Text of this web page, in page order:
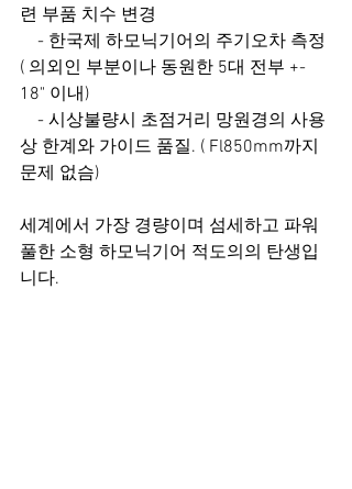
련 부품 치수 변경
( 의외인 부분이나 동원한 5대 전부 +-
18" 이내)
상 한계와 가이드 품질. ( Fl850mm까지
문제 없슴)
세계에서 가장 경량이며 섬세하고 파워
풀한 소형 하모닉기어 적도의의 탄생입
니다.